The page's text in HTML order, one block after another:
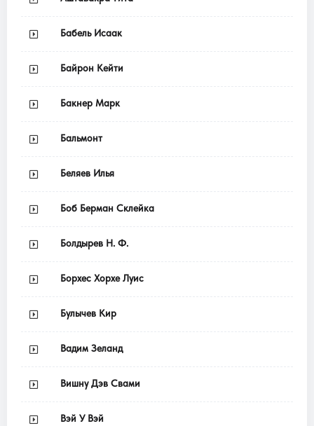
Бабель Исаак
Байрон Кейти
Бакнер Марк
Бальмонт
Беляев Илья
Боб Берман Склейка
Болдырев Н. Ф.
Борхес Хорхе Луис
Булычев Кир
Вадим Зеланд
Вишну Дэв Свами
Вэй У Вэй